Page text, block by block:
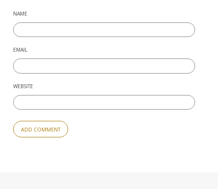
NAME
EMAIL
WEBSITE